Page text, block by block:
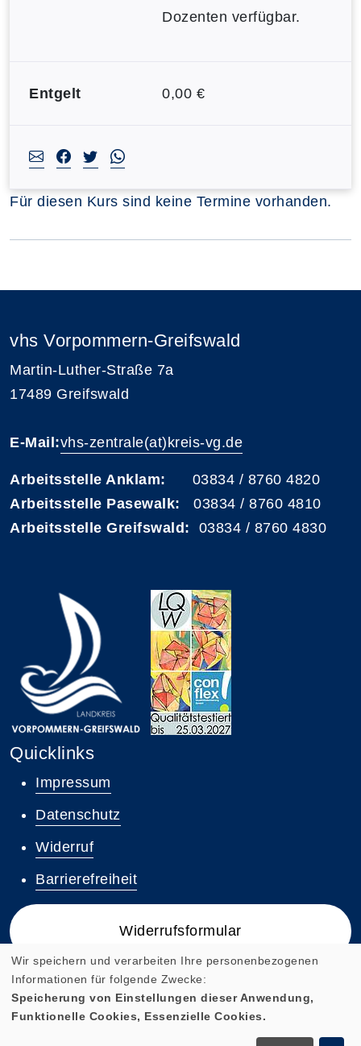
Dozenten verfügbar.
Entgelt 0,00 €
Für diesen Kurs sind keine Termine vorhanden.
vhs Vorpommern-Greifswald
Martin-Luther-Straße 7a
17489 Greifswald
E-Mail:vhs-zentrale(at)kreis-vg.de
Arbeitsstelle Anklam: 03834 / 8760 4820
Arbeitsstelle Pasewalk: 03834 / 8760 4810
Arbeitsstelle Greifswald: 03834 / 8760 4830
Quicklinks
Impressum
Datenschutz
Widerruf
Barrierefreiheit
Widerrufsformular
Cookie Einstellungen
Wir speichern und verarbeiten Ihre personenbezogenen
Informationen für folgende Zwecke:
Speicherung von Einstellungen dieser Anwendung,
Funktionelle Cookies, Essenzielle Cookies.